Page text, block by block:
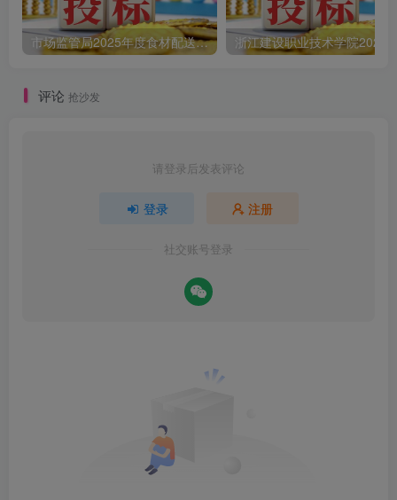
市场监管局2025年度食材配送采购公告
评论 抢沙发
请登录后发表评论
登录 注册
社交账号登录